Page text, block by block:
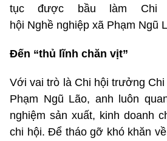
tục được bầu làm Chi
hội Nghề nghiệp xã Phạm Ngũ
Đến “thủ lĩnh chăn vịt”
Với vai trò là Chi hội trưởng
Phạm Ngũ Lão, anh luôn
nghiệm sản xuất, kinh doanh
chi hội. Để tháo gỡ khó khăn